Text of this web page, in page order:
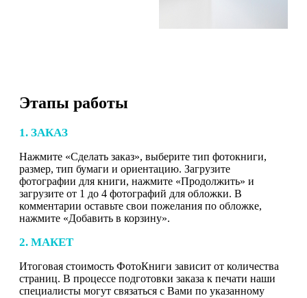
Этапы работы
1. ЗАКАЗ
Нажмите «Сделать заказ», выберите тип фотокниги,
размер, тип бумаги и ориентацию. Загрузите
фотографии для книги, нажмите «Продолжить» и
загрузите от 1 до 4 фотографий для обложки. В
комментарии оставьте свои пожелания по обложке,
нажмите «Добавить в корзину».
2. МАКЕТ
Итоговая стоимость ФотоКниги зависит от количества
страниц. В процессе подготовки заказа к печати наши
специалисты могут связаться с Вами по указанному